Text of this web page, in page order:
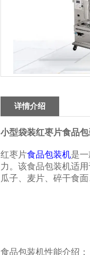
详情介绍
小型袋装红枣片食品
红枣片食品包装机是
力。该食品包装机适
瓜子、麦片、碎干食
食品包装机性能介绍：